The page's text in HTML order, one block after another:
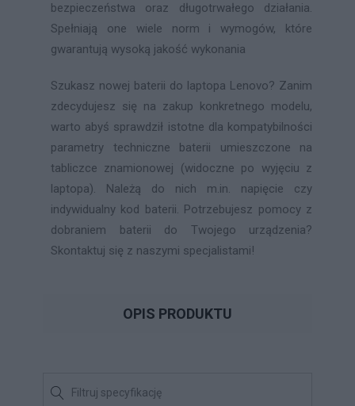
bezpieczeństwa oraz długotrwałego działania.
Spełniają one wiele norm i wymogów, które
gwarantują wysoką jakość wykonania
Szukasz nowej baterii do laptopa Lenovo? Zanim
zdecydujesz się na zakup konkretnego modelu,
warto abyś sprawdził istotne dla kompatybilności
parametry techniczne baterii umieszczone na
tabliczce znamionowej (widoczne po wyjęciu z
laptopa). Należą do nich m.in. napięcie czy
indywidualny kod baterii. Potrzebujesz pomocy z
dobraniem baterii do Twojego urządzenia?
Skontaktuj się z naszymi specjalistami!
OPIS PRODUKTU